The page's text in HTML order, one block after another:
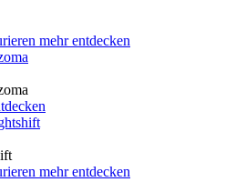
mehr entdecken
mehr entdecken